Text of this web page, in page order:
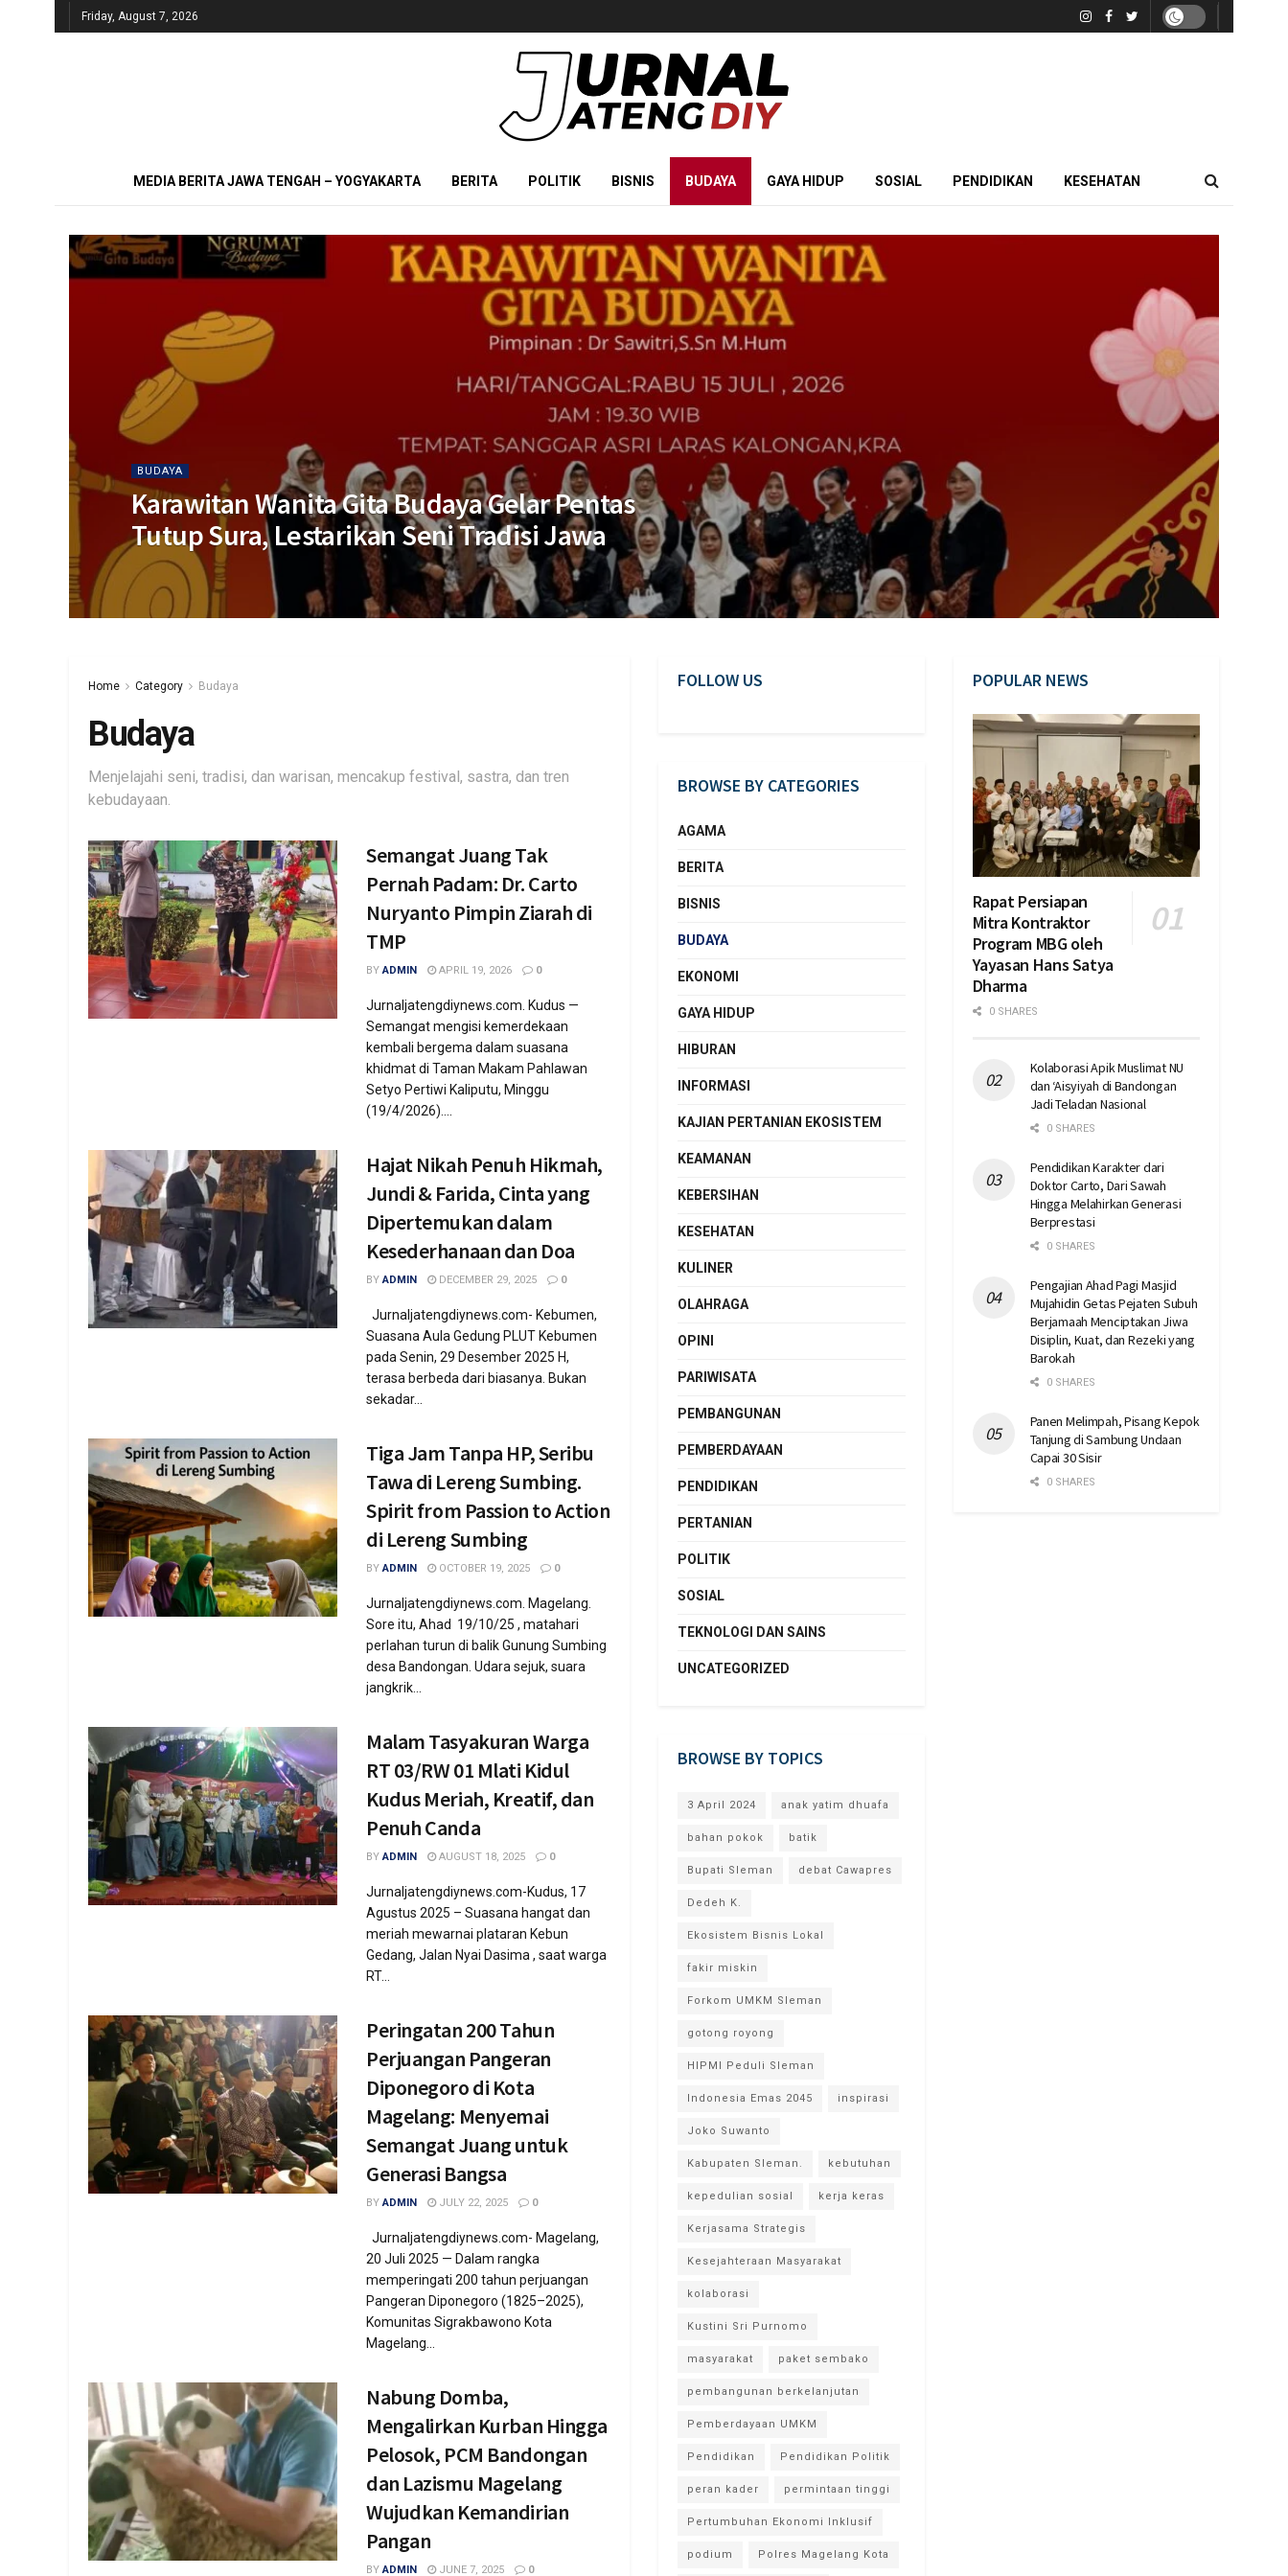
Friday, August 7, 2026
MEDIA BERITA JAWA TENGAH – YOGYAKARTA BERITA POLITIK BISNIS BUDAYA GAYA HIDUP SOSIAL PENDIDIKAN KESEHATAN
BUDAYA
Karawitan Wanita Gita Budaya Gelar Pentas
Tutup Sura, Lestarikan Seni Tradisi Jawa
Home Category Budaya
Budaya
Menjelajahi seni, tradisi, dan warisan, mencakup festival, sastra, dan tren
kebudayaan.
Semangat Juang Tak
Pernah Padam: Dr. Carto
Nuryanto Pimpin Ziarah di
TMP
BY ADMIN APRIL 19, 2026 0
Jurnaljatengdiynews.com. Kudus —
Semangat mengisi kemerdekaan
kembali bergema dalam suasana
khidmat di Taman Makam Pahlawan
Setyo Pertiwi Kaliputu, Minggu
(19/4/2026)....
Hajat Nikah Penuh Hikmah,
Jundi & Farida, Cinta yang
Dipertemukan dalam
Kesederhanaan dan Doa
BY ADMIN DECEMBER 29, 2025 0
Jurnaljatengdiynews.com- Kebumen,
Suasana Aula Gedung PLUT Kebumen
pada Senin, 29 Desember 2025 H,
terasa berbeda dari biasanya. Bukan
sekadar...
Tiga Jam Tanpa HP, Seribu
Tawa di Lereng Sumbing.
Spirit from Passion to Action
di Lereng Sumbing
BY ADMIN OCTOBER 19, 2025 0
Jurnaljatengdiynews.com. Magelang.
Sore itu, Ahad 19/10/25 , matahari
perlahan turun di balik Gunung Sumbing
desa Bandongan. Udara sejuk, suara
jangkrik...
Malam Tasyakuran Warga
RT 03/RW 01 Mlati Kidul
Kudus Meriah, Kreatif, dan
Penuh Canda
BY ADMIN AUGUST 18, 2025 0
Jurnaljatengdiynews.com-Kudus, 17
Agustus 2025 – Suasana hangat dan
meriah mewarnai plataran Kebun
Gedang, Jalan Nyai Dasima , saat warga
RT...
Peringatan 200 Tahun
Perjuangan Pangeran
Diponegoro di Kota
Magelang: Menyemai
Semangat Juang untuk
Generasi Bangsa
BY ADMIN JULY 22, 2025 0
Jurnaljatengdiynews.com- Magelang,
20 Juli 2025 — Dalam rangka
memperingati 200 tahun perjuangan
Pangeran Diponegoro (1825–2025),
Komunitas Sigrakbawono Kota
Magelang...
Nabung Domba,
Mengalirkan Kurban Hingga
Pelosok, PCM Bandongan
dan Lazismu Magelang
Wujudkan Kemandirian
Pangan
BY ADMIN JUNE 7, 2025 0
FOLLOW US
BROWSE BY CATEGORIES
AGAMA
BERITA
BISNIS
BUDAYA
EKONOMI
GAYA HIDUP
HIBURAN
INFORMASI
KAJIAN PERTANIAN EKOSISTEM
KEAMANAN
KEBERSIHAN
KESEHATAN
KULINER
OLAHRAGA
OPINI
PARIWISATA
PEMBANGUNAN
PEMBERDAYAAN
PENDIDIKAN
PERTANIAN
POLITIK
SOSIAL
TEKNOLOGI DAN SAINS
UNCATEGORIZED
BROWSE BY TOPICS
3 April 2024 anak yatim dhuafa
bahan pokok batik
Bupati Sleman debat Cawapres
Dedeh K.
Ekosistem Bisnis Lokal
fakir miskin
Forkom UMKM Sleman
gotong royong
HIPMI Peduli Sleman
Indonesia Emas 2045 inspirasi
Joko Suwanto
Kabupaten Sleman. kebutuhan
kepedulian sosial kerja keras
Kerjasama Strategis
Kesejahteraan Masyarakat
kolaborasi
Kustini Sri Purnomo
masyarakat paket sembako
pembangunan berkelanjutan
Pemberdayaan UMKM
Pendidikan Pendidikan Politik
peran kader permintaan tinggi
Pertumbuhan Ekonomi Inklusif
podium Polres Magelang Kota
POPULAR NEWS
Rapat Persiapan
Mitra Kontraktor
Program MBG oleh
Yayasan Hans Satya
Dharma
0 SHARES
Kolaborasi Apik Muslimat NU
dan ‘Aisyiyah di Bandongan
Jadi Teladan Nasional
0 SHARES
Pendidikan Karakter dari
Doktor Carto, Dari Sawah
Hingga Melahirkan Generasi
Berprestasi
0 SHARES
Pengajian Ahad Pagi Masjid
Mujahidin Getas Pejaten Subuh
Berjamaah Menciptakan Jiwa
Disiplin, Kuat, dan Rezeki yang
Barokah
0 SHARES
Panen Melimpah, Pisang Kepok
Tanjung di Sambung Undaan
Capai 30 Sisir
0 SHARES